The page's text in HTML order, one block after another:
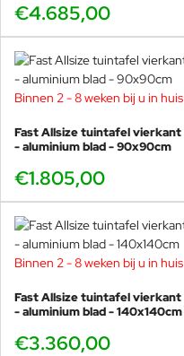
€4.685,00
Binnen 2 - 8 weken bij u in huis
Fast Allsize tuintafel vierkant
- aluminium blad - 90x90cm
€1.805,00
Binnen 2 - 8 weken bij u in huis
Fast Allsize tuintafel vierkant
- aluminium blad - 140x140cm
€3.360,00